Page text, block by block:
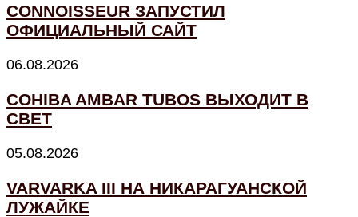
CONNOISSEUR ЗАПУСТИЛ
ОФИЦИАЛЬНЫЙ САЙТ
06.08.2026
COHIBA AMBAR TUBOS ВЫХОДИТ В
СВЕТ
05.08.2026
VARVARKA III НА НИКАРАГУАНСКОЙ
ЛУЖАЙКЕ